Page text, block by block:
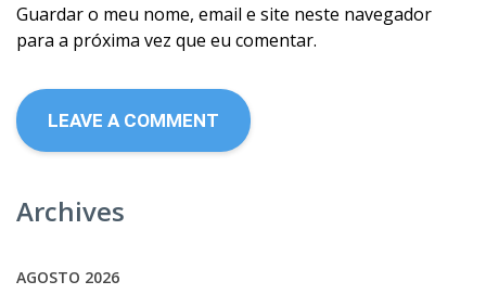
Guardar o meu nome, email e site neste navegador
para a próxima vez que eu comentar.
Archives
AGOSTO 2026